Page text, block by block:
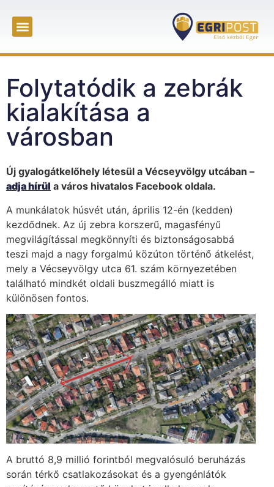
Folytatódik a zebrák
kialakítása a
városban
Új gyalogátkelőhely létesül a Vécseyvölgy utcában –
adja hírül a város hivatalos Facebook oldala.
A munkálatok húsvét után, április 12-én (kedden)
kezdődnek. Az új zebra korszerű, magasfényű
megvilágítással megkönnyíti és biztonságosabbá
teszi majd a nagy forgalmú közúton történő átkelést,
mely a Vécseyvölgy utca 61. szám környezetében
található mindkét oldali buszmegálló miatt is
különösen fontos.
A bruttó 8,9 millió forintból megvalósuló beruházás
során térkő csatlakozásokat és a gyengénlátók